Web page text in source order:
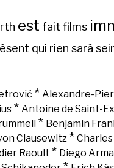
est fait films
qui rien sarà
* Alexandre-
* Antoine de Saint-
* Benjamin
Clausewitz *
Raoult * Diego